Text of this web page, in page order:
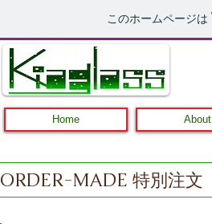
このホームページは
Home About
ORDER-MADE 特別注文